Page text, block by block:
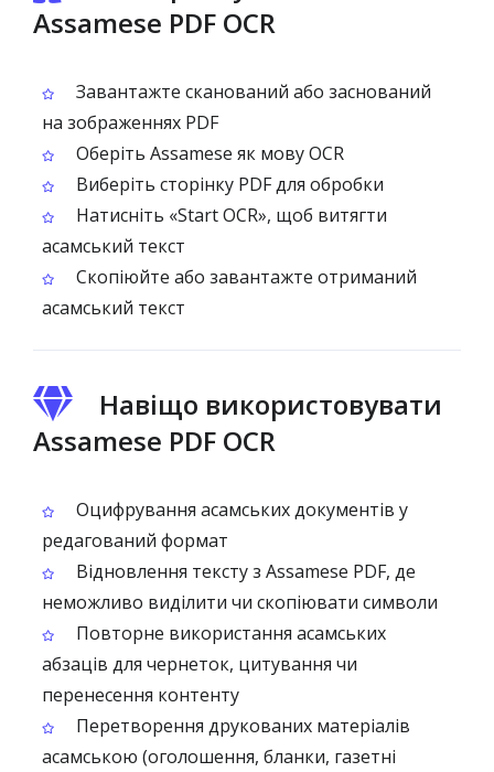
Assamese PDF OCR
Завантажте сканований або заснований
на зображеннях PDF
Оберіть Assamese як мову OCR
Виберіть сторінку PDF для обробки
Натисніть «Start OCR», щоб витягти
асамський текст
Скопіюйте або завантажте отриманий
асамський текст
Навіщо використовувати
Assamese PDF OCR
Оцифрування асамських документів у
редагований формат
Відновлення тексту з Assamese PDF, де
неможливо виділити чи скопіювати символи
Повторне використання асамських
абзаців для чернеток, цитування чи
перенесення контенту
Перетворення друкованих матеріалів
асамською (оголошення, бланки, газетні